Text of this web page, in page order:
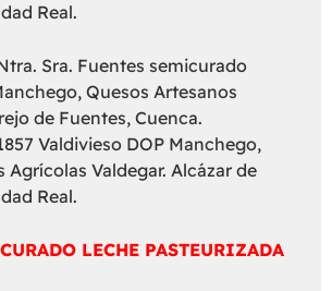
Real.
Sra. Fuentes semicurado
Quesos Artesanos
de Fuentes, Cuenca.
Valdivieso DOP Manchego,
Agrícolas Valdegar. Alcázar de
Real.
LECHE PASTEURIZADA